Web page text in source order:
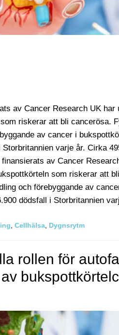
av Cancer Research UK har
riskerar att bli cancerösa.
av cancer i
varje år. Cirka
av Cancer
som riskerar att
och förebyggande av
dödsfall i Storbritannien
Cellhälsa Dygnsrytm
rollen för